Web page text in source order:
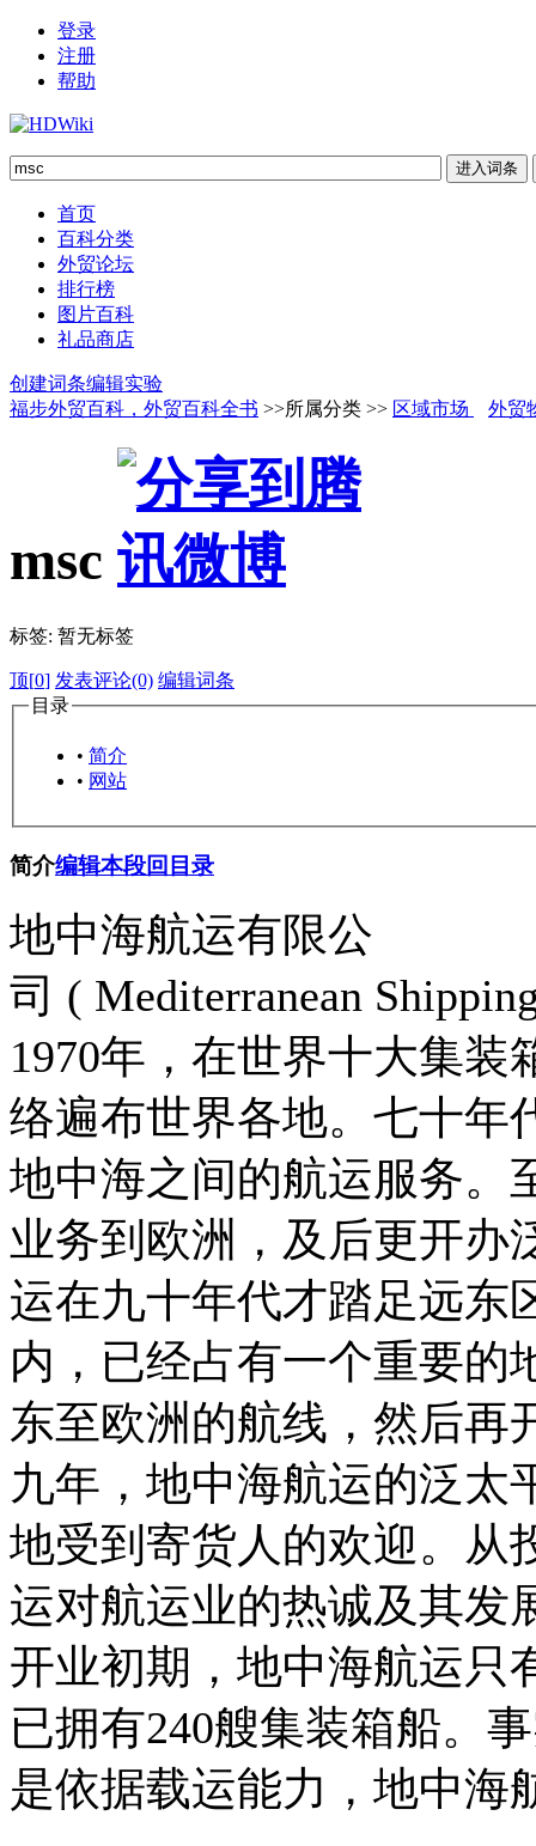
登录
注册
帮助
首页
百科分类
外贸论坛
排行榜
图片百科
礼品商店
创建词条编辑实验
福步外贸百科，外贸百科全书 >>所属分类 >> 区域市场 外贸
msc
标签: 暂无标签
顶[0] 发表评论(0) 编辑词条
目录
• 简介
• 网站
简介编辑本段回目录
地中海航运有限公
司 ( Mediterranean
1970年，在世界十大集
络遍布世界各地。七十年
地中海之间的航运服务。
业务到欧洲，及后更开办
运在九十年代才踏足远东
内，已经占有一个重要的
东至欧洲的航线，然后再
九年，地中海航运的泛太
地受到寄货人的欢迎。从
运对航运业的热诚及其发
开业初期，地中海航运只
已拥有240艘集装箱船。
是依据载运能力，地中海